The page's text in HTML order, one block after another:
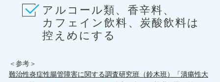
アルコール類、香辛料、
カフェイン飲料、 炭酸飲料は
控えめにする
＜参考＞
難治性炎症性腸管障害に関する調査研究班（鈴木班）「潰瘍性大